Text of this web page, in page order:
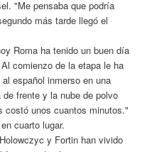
"Me pensaba que podría
más tarde llegó el
Roma ha tenido un buen día
comienzo de la etapa le ha
español inmerso en una
frente y la nube de polvo
costó unos cuantos minutos."
cuarto lugar.
y Fortin han vivido